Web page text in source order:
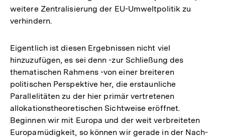
weitere Zentralisierung der EU-Umweltpolitik zu
verhindern.
Eigentlich ist diesen Ergebnissen nicht viel
hinzuzufügen, es sei denn -zur Schließung des
thematischen Rahmens -von einer breiteren
politischen Perspektive her, die erstaunliche
Parallelitäten zu der hier primär vertretenen
allokationstheoretischen Sichtweise eröffnet.
Beginnen wir mit Europa und der weit verbreiteten
Europamüdigkeit, so können wir gerade in der Nach-